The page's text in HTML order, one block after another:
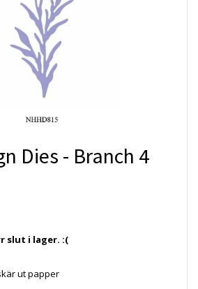
Dies - Branch 4
slut i lager. :(
ut papper